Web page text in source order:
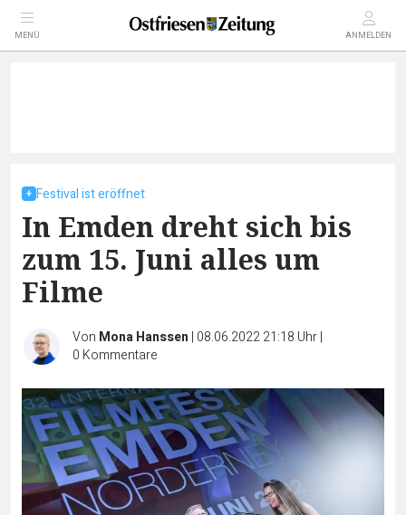
MENÜ ANMELDEN
Festival ist eröffnet
In Emden dreht sich bis
zum 15. Juni alles um
Filme
Von Mona Hanssen | 08.06.2022 21:18 Uhr|
0 Kommentare